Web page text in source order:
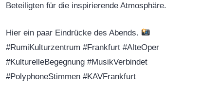
Beteiligten für die inspirierende Atmosphäre.
Hier ein paar Eindrücke des Abends.
#RumiKulturzentrum #Frankfurt #AlteOper
#KulturelleBegegnung #MusikVerbindet
#PolyphoneStimmen #KAVFrankfurt